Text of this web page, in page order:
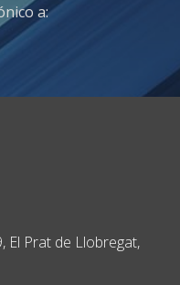
a:
El Prat de Llobregat,